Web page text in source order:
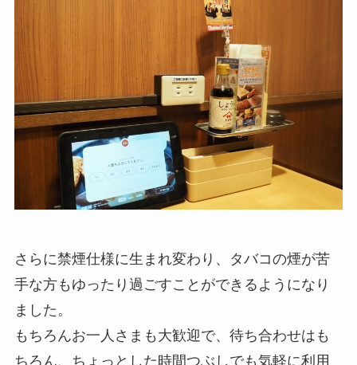
さらに禁煙仕様に生まれ変わり、タバコの煙が苦
手な方もゆったり過ごすことができるようになり
ました。
もちろんお一人さまも大歓迎で、待ち合わせはも
ちろん、ちょっとした時間つぶしでも気軽に利用